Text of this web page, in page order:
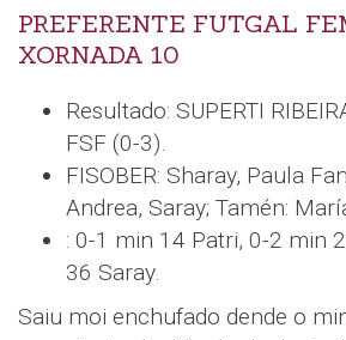
PREFERENTE FUTGAL
XORNADA 10
Resultado: SUPERTI
FSF (0-3).
FISOBER: Sharay, Paula
Andrea, Saray; Tamén:
: 0-1 min 14 Patri, 0-2 min
36 Saray.
Saiu moi enchufado dende o